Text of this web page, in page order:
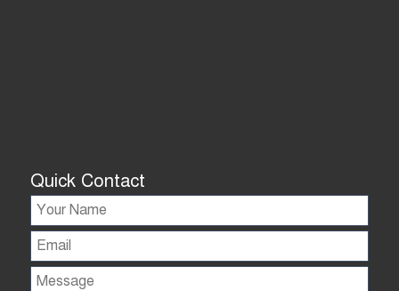
Quick Contact